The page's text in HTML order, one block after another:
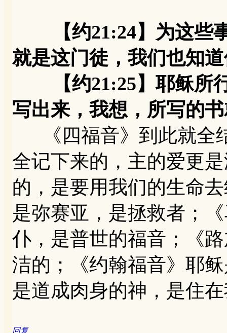
【约21:24】为这
就是这门徒，我们也知
【约21:25】耶稣所行
写出来，我想，所写的
《四福音》到此就全
全记下来的，主的爱更
的，是要用我们的生命
是弥赛亚，是拯救者；
仆，是普世的福音；《
洁的；《约翰福音》耶
是道成肉身的神，是住
回复